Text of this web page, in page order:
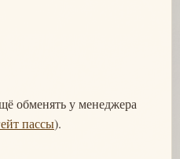
обменять у менеджера
пассы).